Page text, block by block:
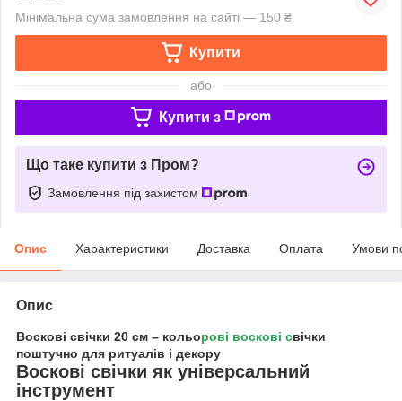
Мінімальна сума замовлення на сайті — 150 ₴
Купити
або
Купити з
Що таке купити з Пром?
Замовлення під захистом
Опис Характеристики Доставка Оплата Умови
Опис
Воскові свічки 20 см – кольорові воскові свічки
поштучно для ритуалів і декору
Воскові свічки як універсальний
інструмент